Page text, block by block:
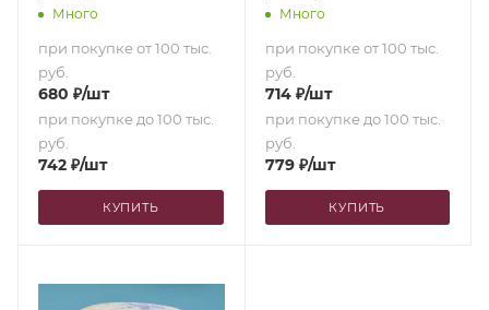
Много
при покупке от 100 тыс.
руб.
680 ₽/шт
при покупке до 100 тыс.
руб.
742 ₽/шт
КУПИТЬ
Много
при покупке от 100 тыс.
руб.
714₽/шт
при покупке до 100 тыс.
руб.
779₽/шт
КУПИТЬ